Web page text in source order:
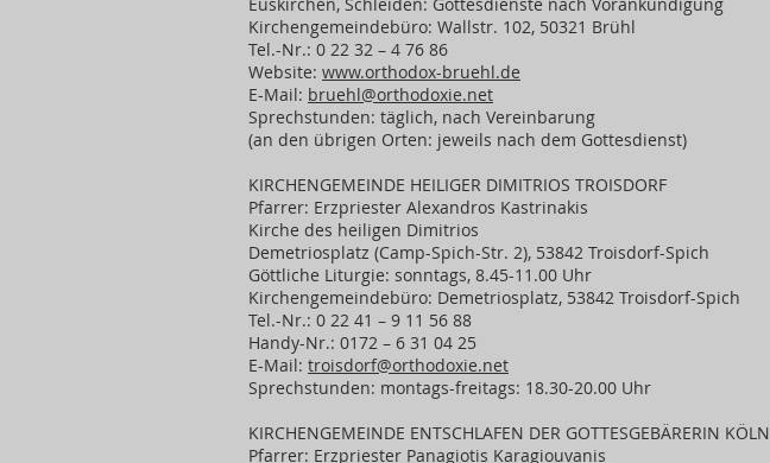
Kirchengemeindebüro: Wallstr. 102, 50321 Brühl
Tel.-Nr.: 0 22 32 – 4 76 86
Website: www.orthodox-bruehl.de
E-Mail: bruehl@orthodoxie.net
Sprechstunden: täglich, nach Vereinbarung
(an den übrigen Orten: jeweils nach dem Gottesdienst)
KIRCHENGEMEINDE HEILIGER DIMITRIOS TROISDORF
Pfarrer: Erzpriester Alexandros Kastrinakis
Kirche des heiligen Dimitrios
Demetriosplatz (Camp-Spich-Str. 2), 53842 Troisdorf-Spich
Göttliche Liturgie: sonntags, 8.45-11.00 Uhr
Kirchengemeindebüro: Demetriosplatz, 53842 Troisdorf-Spich
Tel.-Nr.: 0 22 41 – 9 11 56 88
Handy-Nr.: 0172 – 6 31 04 25
E-Mail: troisdorf@orthodoxie.net
Sprechstunden: montags-freitags: 18.30-20.00 Uhr
KIRCHENGEMEINDE ENTSCHLAFEN DER GOTTESGEBÄRERIN KÖLN
Pfarrer: Erzpriester Panagiotis Karagiouvanis